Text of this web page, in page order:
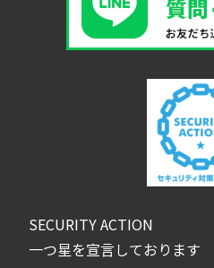
SECURITY ACTION
一つ星を宣言しております